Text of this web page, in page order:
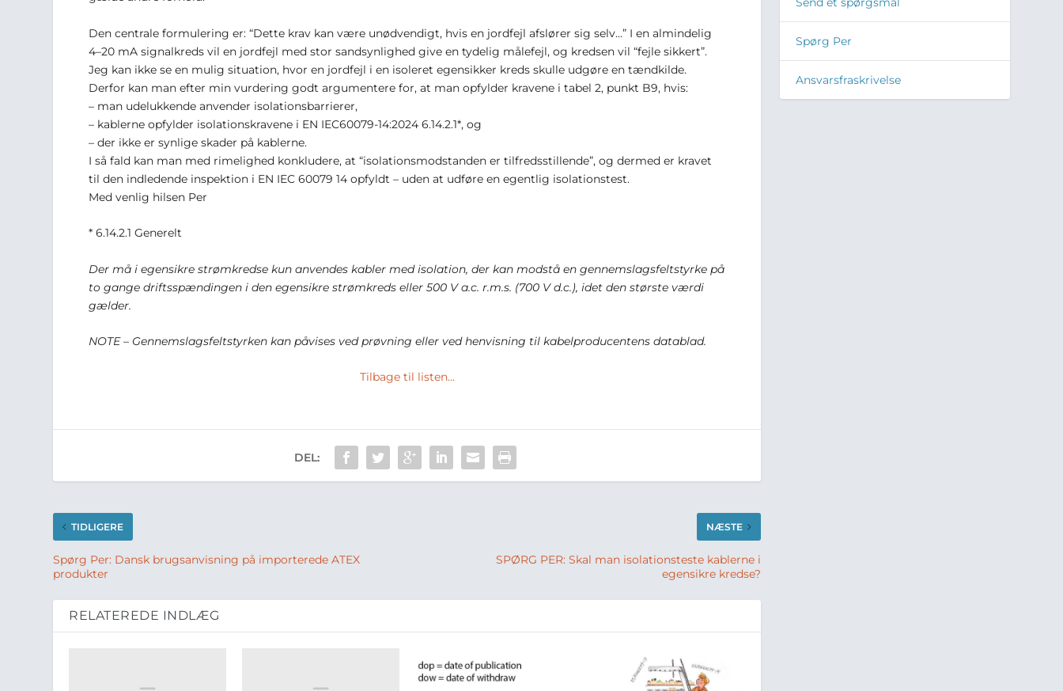
Den centrale formulering er: “Dette krav kan være unødvendigt, hvis en jordfejl afslører sig selv…” I en almindelig
4–20 mA signalkreds vil en jordfejl med stor sandsynlighed give en tydelig målefejl, og kredsen vil “fejle sikkert”.
Jeg kan ikke se en mulig situation, hvor en jordfejl i en isoleret egensikker kreds skulle udgøre en tændkilde.
Derfor kan man efter min vurdering godt argumentere for, at man opfylder kravene i tabel 2, punkt B9, hvis:
– man udelukkende anvender isolationsbarrierer,
– kablerne opfylder isolationskravene i EN IEC60079-14:2024 6.14.2.1*, og
– der ikke er synlige skader på kablerne.
I så fald kan man med rimelighed konkludere, at “isolationsmodstanden er tilfredsstillende”, og dermed er kravet
til den indledende inspektion i EN IEC 60079 14 opfyldt – uden at udføre en egentlig isolationstest.
Med venlig hilsen Per
* 6.14.2.1 Generelt
Der må i egensikre strømkredse kun anvendes kabler med isolation, der kan modstå en gennemslagsfeltstyrke på
to gange driftsspændingen i den egensikre strømkreds eller 500 V a.c. r.m.s. (700 V d.c.), idet den største værdi
gælder.
NOTE – Gennemslagsfeltstyrken kan påvises ved prøvning eller ved henvisning til kabelproducentens datablad.
Tilbage til listen…
DEL:
TIDLIGERE
Spørg Per: Dansk brugsanvisning på importerede ATEX
produkter
NÆSTE
SPØRG PER: Skal man isolationsteste kablerne i
egensikre kredse?
RELATEREDE INDLÆG
Spørg Per
Ansvarsfraskrivelse